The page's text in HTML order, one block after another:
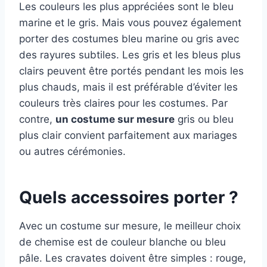
Les couleurs les plus appréciées sont le bleu
marine et le gris. Mais vous pouvez également
porter des costumes bleu marine ou gris avec
des rayures subtiles. Les gris et les bleus plus
clairs peuvent être portés pendant les mois les
plus chauds, mais il est préférable d’éviter les
couleurs très claires pour les costumes. Par
contre, un costume sur mesure gris ou bleu
plus clair convient parfaitement aux mariages
ou autres cérémonies.
Quels accessoires porter ?
Avec un costume sur mesure, le meilleur choix
de chemise est de couleur blanche ou bleu
pâle. Les cravates doivent être simples : rouge,